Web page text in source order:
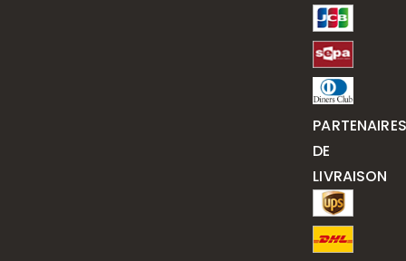
PARTENAIRES
DE
LIVRAISON